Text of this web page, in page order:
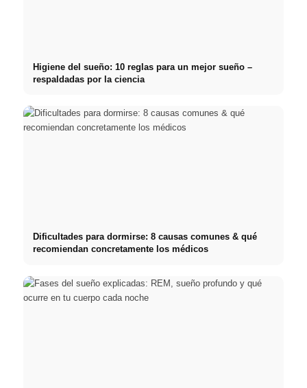
Higiene del sueño: 10 reglas para un mejor sueño –
respaldadas por la ciencia
Dificultades para dormirse: 8 causas comunes & qué
recomiendan concretamente los médicos